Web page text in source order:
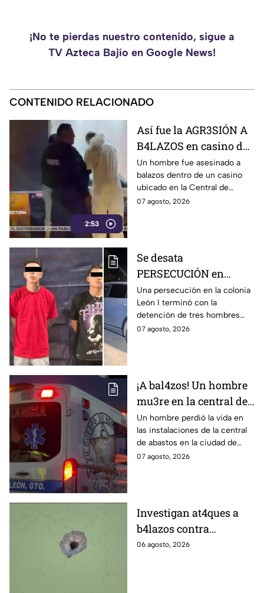
¡No te pierdas nuestro contenido, sigue a
TV Azteca Bajío en Google News!
CONTENIDO RELACIONADO
2:53
Así fue la AGR3SIÓN A
B4LAZOS en casino de
la Central de Abastos
que cobró la v1da de un
hombre, en León
Un hombre fue asesinado a
balazos dentro de un casino
ubicado en la Central de
Abastos de León. Sujetos
07 agosto, 2026
Se desata
PERSECUCIÓN en
colonia León I: Así
IDENTIFICARON y
DETUVIERON a tres
hombres, en León
Una persecución en la colonia
León I terminó con la
detención de tres hombres
que viajaban en una
07 agosto, 2026
¡A bal4zos! Un hombre
mu3re en la central de
abastos; esto es lo que
se sabe
Un hombre perdió la vida en
las instalaciones de la central
de abastos en la ciudad de
León, tras ser víctima de un
07 agosto, 2026
Investigan at4ques a
b4lazos contra
distintos domicilios en
06 agosto, 2026